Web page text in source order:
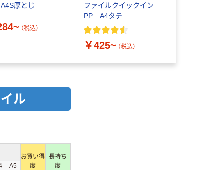
厚とじ
（税込）
ファイルクイックイン
PP A4タテ
￥425~ （税込）
ル
お買い得
度
長持ち
度
A5